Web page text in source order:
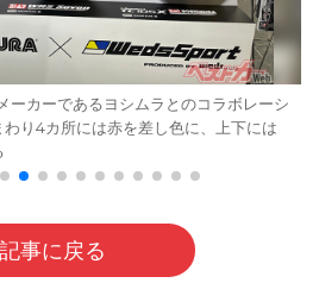
ーカーであるヨシムラとのコラボレーシ
り4カ所には赤を差し色に、上下には
記事に戻る